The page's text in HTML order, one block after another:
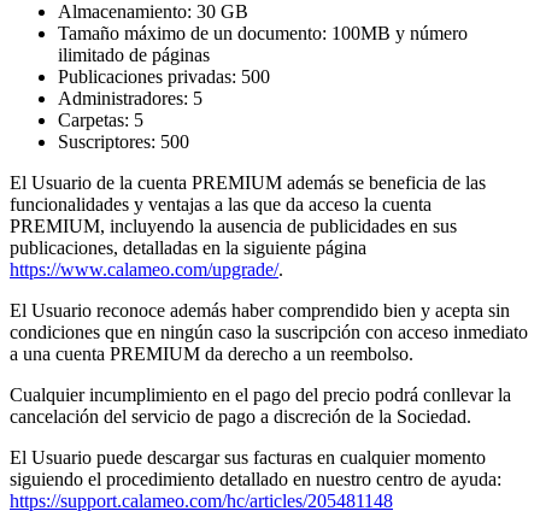
Almacenamiento: 30 GB
Tamaño máximo de un documento: 100MB y número
ilimitado de páginas
Publicaciones privadas: 500
Administradores: 5
Carpetas: 5
Suscriptores: 500
El Usuario de la cuenta PREMIUM además se beneficia de las
funcionalidades y ventajas a las que da acceso la cuenta
PREMIUM, incluyendo la ausencia de publicidades en sus
publicaciones, detalladas en la siguiente página
https://www.calameo.com/upgrade/.
El Usuario reconoce además haber comprendido bien y acepta sin
condiciones que en ningún caso la suscripción con acceso inmediato
a una cuenta PREMIUM da derecho a un reembolso.
Cualquier incumplimiento en el pago del precio podrá conllevar la
cancelación del servicio de pago a discreción de la Sociedad.
El Usuario puede descargar sus facturas en cualquier momento
siguiendo el procedimiento detallado en nuestro centro de ayuda:
https://support.calameo.com/hc/articles/205481148